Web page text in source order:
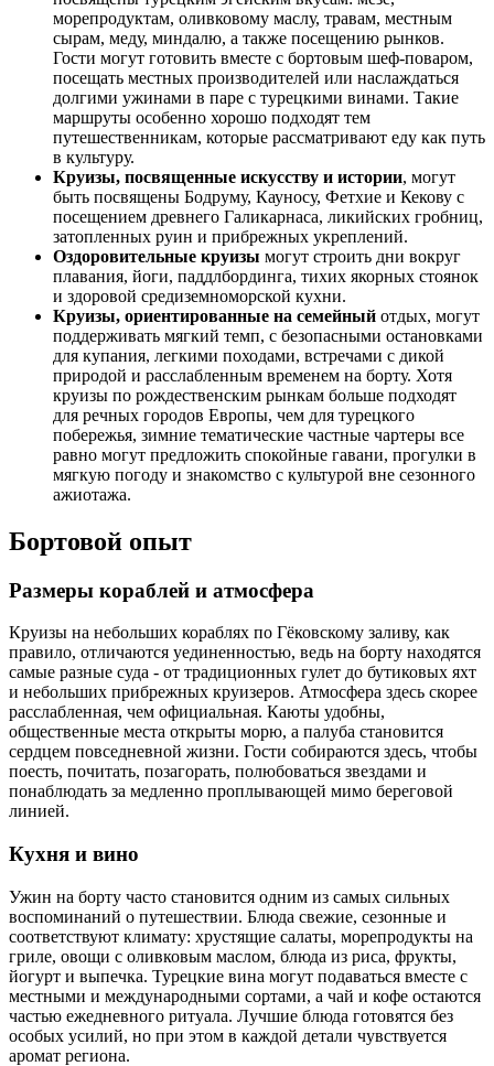
морепродуктам, оливковому маслу, травам, местным
сырам, меду, миндалю, а также посещению рынков.
Гости могут готовить вместе с бортовым шеф-поваром,
посещать местных производителей или наслаждаться
долгими ужинами в паре с турецкими винами. Такие
маршруты особенно хорошо подходят тем
путешественникам, которые рассматривают еду как путь
в культуру.
Круизы, посвященные искусству и истории, могут
быть посвящены Бодруму, Кауносу, Фетхие и Кекову с
посещением древнего Галикарнаса, ликийских гробниц,
затопленных руин и прибрежных укреплений.
Оздоровительные круизы могут строить дни вокруг
плавания, йоги, паддлбординга, тихих якорных стоянок
и здоровой средиземноморской кухни.
Круизы, ориентированные на семейный отдых, могут
поддерживать мягкий темп, с безопасными остановками
для купания, легкими походами, встречами с дикой
природой и расслабленным временем на борту. Хотя
круизы по рождественским рынкам больше подходят
для речных городов Европы, чем для турецкого
побережья, зимние тематические частные чартеры все
равно могут предложить спокойные гавани, прогулки в
мягкую погоду и знакомство с культурой вне сезонного
ажиотажа.
Бортовой опыт
Размеры кораблей и атмосфера
Круизы на небольших кораблях по Гёковскому заливу, как
правило, отличаются уединенностью, ведь на борту находятся
самые разные суда - от традиционных гулет до бутиковых яхт
и небольших прибрежных круизеров. Атмосфера здесь скорее
расслабленная, чем официальная. Каюты удобны,
общественные места открыты морю, а палуба становится
сердцем повседневной жизни. Гости собираются здесь, чтобы
поесть, почитать, позагорать, полюбоваться звездами и
понаблюдать за медленно проплывающей мимо береговой
линией.
Кухня и вино
Ужин на борту часто становится одним из самых сильных
воспоминаний о путешествии. Блюда свежие, сезонные и
соответствуют климату: хрустящие салаты, морепродукты на
гриле, овощи с оливковым маслом, блюда из риса, фрукты,
йогурт и выпечка. Турецкие вина могут подаваться вместе с
местными и международными сортами, а чай и кофе остаются
частью ежедневного ритуала. Лучшие блюда готовятся без
особых усилий, но при этом в каждой детали чувствуется
аромат региона.